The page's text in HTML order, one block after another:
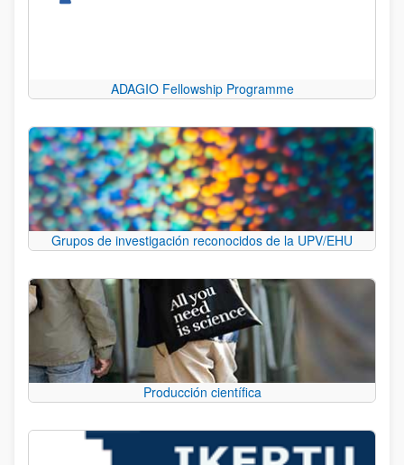
ADAGIO Fellowship Programme
Grupos de investigación reconocidos de la UPV/EHU
Producción científica